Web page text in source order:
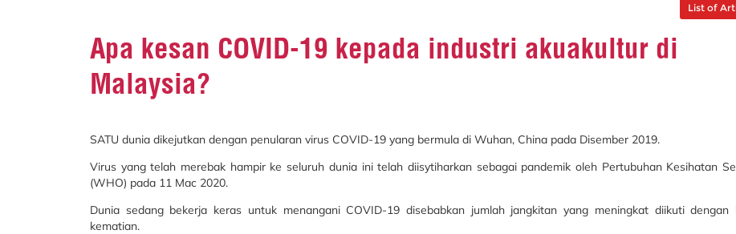
List of
Apa kesan COVID-19 kepada industri akuakultur di
Malaysia?
SATU dunia dikejutkan dengan penularan virus COVID-19 yang bermula di Wuhan, China pada Disember 2019.
Virus yang telah merebak hampir ke seluruh dunia ini telah diisytiharkan sebagai pandemik oleh Pertubuhan Kesihatan
(WHO) pada 11 Mac 2020.
Dunia sedang bekerja keras untuk menangani COVID-19 disebabkan jumlah jangkitan yang meningkat diikuti dengan
kematian.